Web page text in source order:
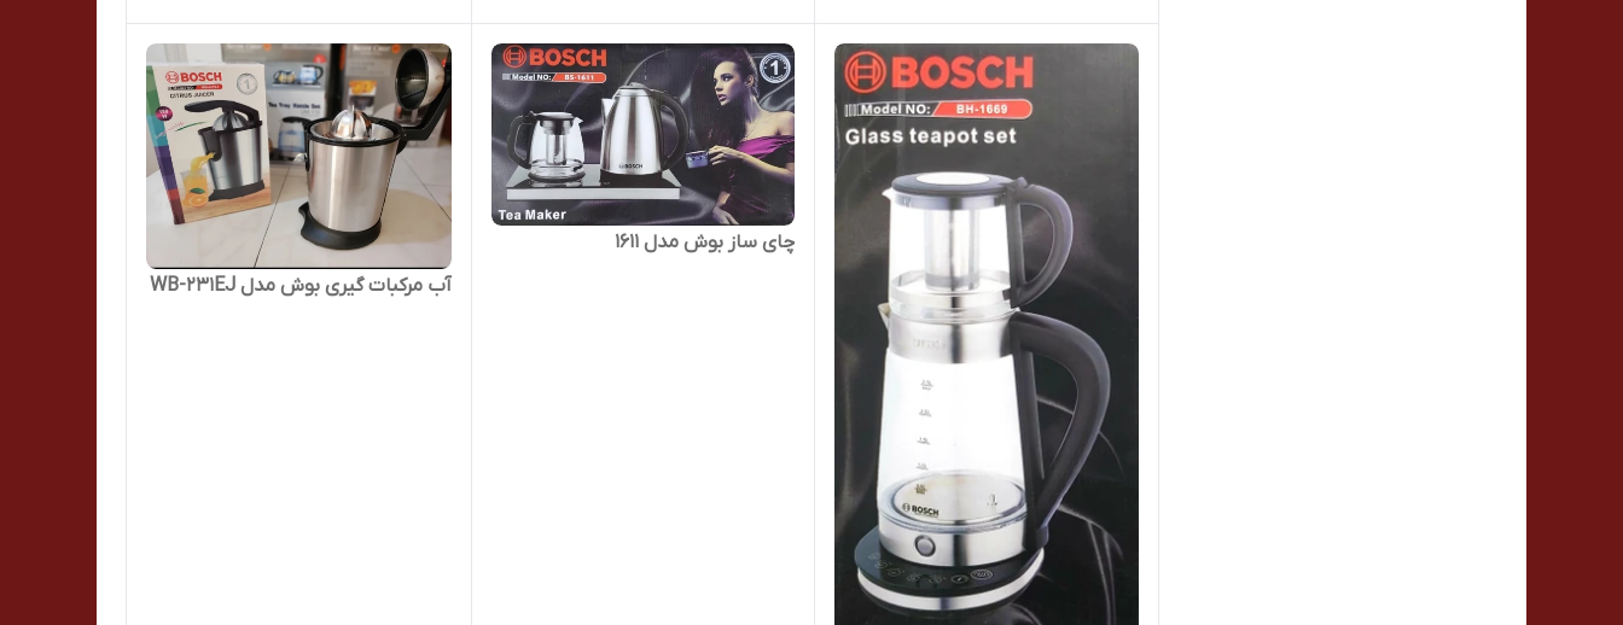
چای ساز بوش مدل 1611
آب مرکبات گیری بوش مدل WB-231EJ